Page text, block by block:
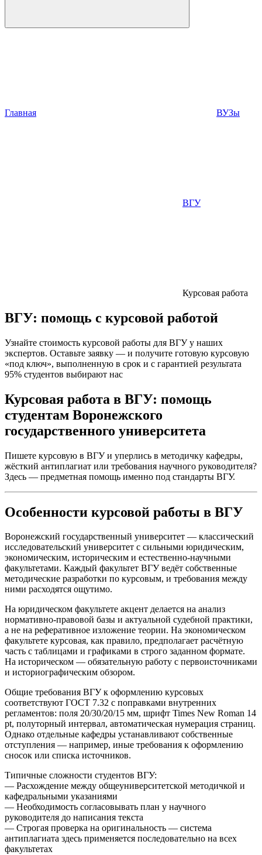
Главная ВУЗы
ВГУ
Курсовая работа
ВГУ: помощь с курсовой работой
Узнайте стоимость курсовой работы для ВГУ у наших
экспертов. Оставьте заявку — и получите готовую курсовую
«под ключ», выполненную в срок и с гарантией результата
95% студентов выбирают нас
Курсовая работа в ВГУ: помощь
студентам Воронежского
государственного университета
Пишете курсовую в ВГУ и уперлись в методичку кафедры,
жёсткий антиплагиат или требования научного руководителя?
Здесь — предметная помощь именно под стандарты ВГУ.
Особенности курсовой работы в ВГУ
Воронежский государственный университет — классический
исследовательский университет с сильными юридическим,
экономическим, историческим и естественно-научными
факультетами. Каждый факультет ВГУ ведёт собственные
методические разработки по курсовым, и требования между
ними расходятся ощутимо.
На юридическом факультете акцент делается на анализ
нормативно-правовой базы и актуальной судебной практики,
а не на реферативное изложение теории. На экономическом
факультете курсовая, как правило, предполагает расчётную
часть с таблицами и графиками в строго заданном формате.
На историческом — обязательную работу с первоисточниками
и историографическим обзором.
Общие требования ВГУ к оформлению курсовых
соответствуют ГОСТ 7.32 с поправками внутренних
регламентов: поля 20/30/20/15 мм, шрифт Times New Roman 14
pt, полуторный интервал, автоматическая нумерация страниц.
Однако отдельные кафедры устанавливают собственные
отступления — например, иные требования к оформлению
сносок или списка источников.
Типичные сложности студентов ВГУ:
— Расхождение между общеуниверситетской методичкой и
кафедральными указаниями
— Необходимость согласовывать план у научного
руководителя до написания текста
— Строгая проверка на оригинальность — система
антиплагиата здесь применяется последовательно на всех
факультетах